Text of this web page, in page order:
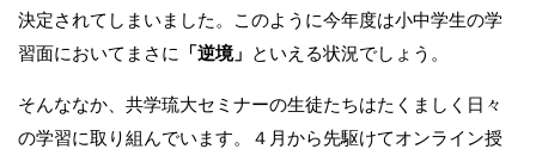
決定されてしまいました。このように今年度は小中学生の学
習面においてまさに
「逆境」 といえる状況でしょう。
そんななか、共学琉大セミナーの生徒たちはたくましく日々
の学習に取り組んでいます。４月から先駆けてオンライン授